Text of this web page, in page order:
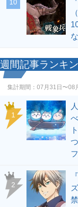
10
週間記事ランキ
集計期間： 07月31日〜08
1
2